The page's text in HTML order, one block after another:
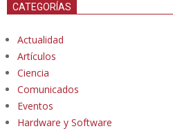
CATEGORÍAS
Actualidad
Artículos
Ciencia
Comunicados
Eventos
Hardware y Software